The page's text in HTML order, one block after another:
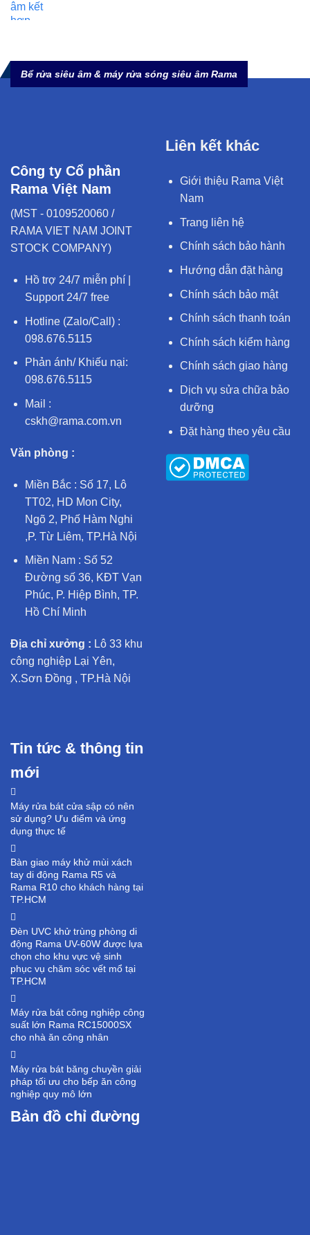
Bể rửa siêu âm & máy rửa sóng siêu âm Rama
Công ty Cổ phần
Rama Việt Nam
(MST - 0109520060 /
RAMA VIET NAM JOINT
STOCK COMPANY)
Hồ trợ 24/7 miễn phí |
Support 24/7 free
Hotline (Zalo/Call) :
098.676.5115
Phản ánh/ Khiếu nại:
098.676.5115
Mail :
cskh@rama.com.vn
Văn phòng :
Miền Bắc : Số 17, Lô
TT02, HD Mon City,
Ngõ 2, Phố Hàm Nghi
,P. Từ Liêm, TP.Hà Nội
Miền Nam : Số 52
Đường số 36, KĐT Vạn
Phúc, P. Hiệp Bình, TP.
Hồ Chí Minh
Địa chỉ xưởng : Lô 33 khu
công nghiệp Lại Yên,
X.Sơn Đồng , TP.Hà Nội
Liên kết khác
Giới thiệu Rama Việt
Nam
Trang liên hệ
Chính sách bảo hành
Hướng dẫn đặt hàng
Chính sách bảo mật
Chính sách thanh toán
Chính sách kiểm hàng
Chính sách giao hàng
Dịch vụ sửa chữa bảo
dưỡng
Đặt hàng theo yêu cầu
Tin tức & thông tin
mới
Máy rửa bát cửa sập có nên
sử dụng? Ưu điểm và ứng
dụng thực tế
Bàn giao máy khử mùi xách
tay di động Rama R5 và
Rama R10 cho khách hàng tại
TP.HCM
Đèn UVC khử trùng phòng di
động Rama UV-60W được lựa
chọn cho khu vực vệ sinh
phục vụ chăm sóc vết mổ tại
TP.HCM
Máy rửa bát công nghiệp công
suất lớn Rama RC15000SX
cho nhà ăn công nhân
Máy rửa bát băng chuyền giải
pháp tối ưu cho bếp ăn công
nghiệp quy mô lớn
Bản đồ chỉ đường